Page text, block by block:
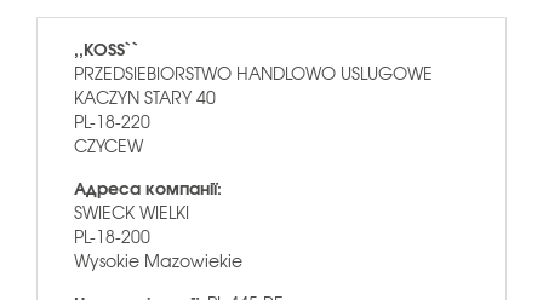
,,KOSS``
PRZEDSIEBIORSTWO HANDLOWO USLUGOWE
KACZYN STARY 40
PL-18-220
CZYCEW
Адреса компанії:
SWIECK WIELKI
PL-18-200
Wysokie Mazowiekie